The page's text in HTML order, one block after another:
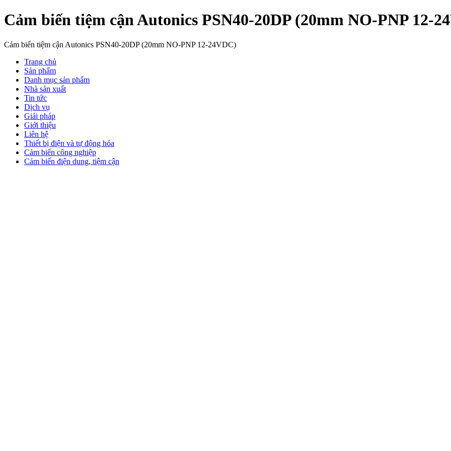
Cảm biến tiệm cận Autonics PSN40-20DP (20mm NO-PNP 12-
Cảm biến tiệm cận Autonics PSN40-20DP (20mm NO-PNP 12-24VDC)
Trang chủ
Sản phẩm
Danh mục sản phẩm
Nhà sản xuất
Tin tức
Dịch vụ
Giải pháp
Giới thiệu
Liên hệ
Thiết bị điện và tự động hóa
Cảm biến công nghiệp
Cảm biến điện dung, tiệm cận